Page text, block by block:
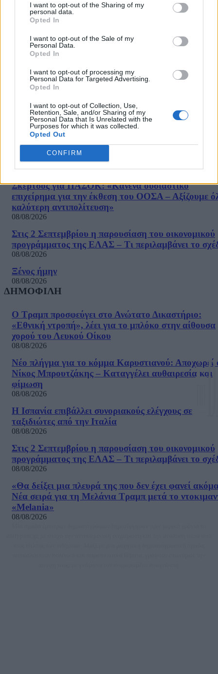
I want to opt-out of the Sharing of my
personal data.
Opted In
I want to opt-out of the Sale of my
Personal Data.
Opted In
I want to opt-out of processing my
Personal Data for Targeted Advertising.
Opted In
I want to opt-out of Collection, Use,
Retention, Sale, and/or Sharing of my
Personal Data that Is Unrelated with the
Purposes for which it was collected.
Opted Out
CONFIRM
CNN: Γιατί ο κορυφαίος στρατηγός του Τραμπ
διπλωματική έξοδο από το Ιράν
08/08/2026
Φρουροί της Επανάστασης: «Το Ορμούζ θα ανοίξει
08/08/2026
Νέο πλήγμα για το κόμμα Καρυστιανού: Αποχωρεί
φίμωση
08/08/2026
«Θα δείξει μια πλευρά της που δεν έχει φανεί
Νέα σειρά για τη Μελάνια Τραμπ μετά το
«Melania»
08/08/2026
Σκέρτσος για ΠΑΣΟΚ: «Κανένα ουσιαστικό
επιχείρημα για την έκθεση του ΟΟΣΑ – Αξίζουμε
καλύτερη αντιπολίτευση»
08/08/2026
Στις 2 Σεπτεμβρίου η παρουσίαση του οικονομικού
προγράμματος της ΕΛΑΣ – Τι περιλαμβάνει το
08/08/2026
Ξένος ήμην
08/08/2026
ΔΗΜΟΦΙΛΗ
Ο Τραμπ προσφεύγει στο Ανώτατο Δικαστήριο:
«Εθνική ντροπή», λέει για το μπλόκο στην αίθουσα
χορού του Λευκού Οίκου
08/08/2026
Νέο πλήγμα για το κόμμα Καρυστιανού: Αποχωρεί
Νίκος Μπρουτζάκης – Καταγγέλει αυθαιρεσία και
φίμωση
08/08/2026
Η Ισπανία επιβάλλει συνοριακούς ελέγχους σε
ταξιδιώτες από την Ιταλία
08/08/2026
Στις 2 Σεπτεμβρίου η παρουσίαση του οικονομικού
προγράμματος της ΕΛΑΣ – Τι περιλαμβάνει το
08/08/2026
«Θα δείξει μια πλευρά της που δεν έχει φανεί
Νέα σειρά για τη Μελάνια Τραμπ μετά το
«Melania»
08/08/2026